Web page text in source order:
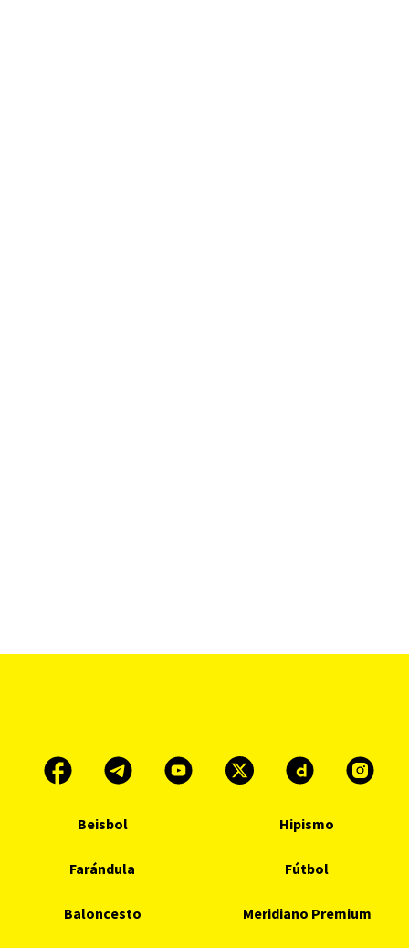
Beisbol Hipismo
Farándula Fútbol
Baloncesto Meridiano Premium